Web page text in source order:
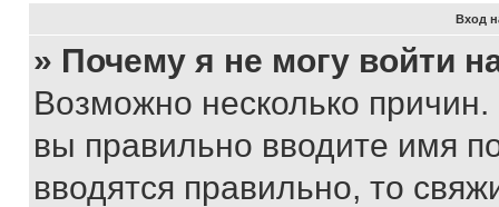
Вход
» Почему я не могу войти
Возможно несколько
вы правильно вводите имя
вводятся правильно, то